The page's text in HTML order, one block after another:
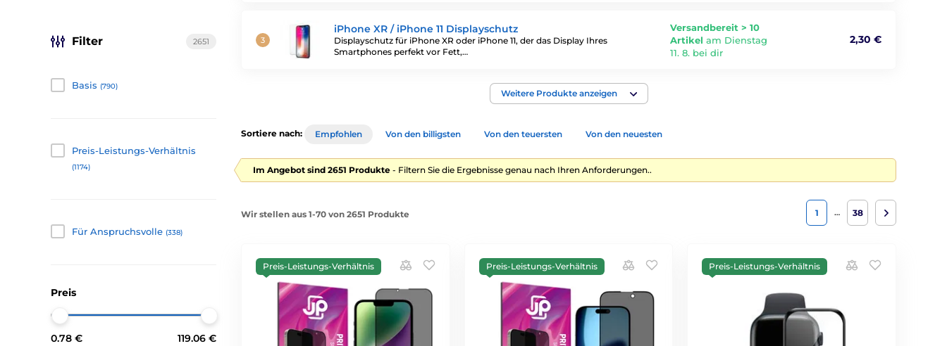
iPhone XR / iPhone 11 Displayschutz
Displayschutz für iPhone XR oder iPhone 11, der das Display Ihres
Smartphones perfekt vor Fett,…
Versandbereit > 10
Artikel am Dienstag
11. 8. bei dir
2,30 €
Weitere Produkte anzeigen
Filter 2651
Basis (790)
Preis-Leistungs-Verhältnis
(1174)
Für Anspruchsvolle (338)
Preis
0.78 € 119.06 €
Sortiere nach: Empfohlen Von den billigsten Von den teuersten Von den neuesten
Im Angebot sind 2651 Produkte - Filtern Sie die Ergebnisse genau nach Ihren Anforderungen..
Wir stellen aus 1-70 von 2651 Produkte 1 … 38
Preis-Leistungs-Verhältnis Preis-Leistungs-Verhältnis Preis-Leistungs-Verhältnis